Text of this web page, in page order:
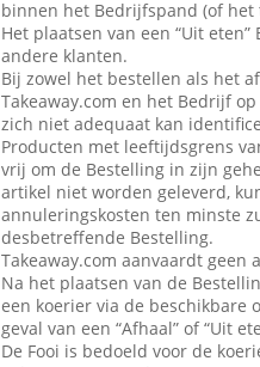
binnen het Bedrijfspand (of
Het plaatsen van een “Uit
andere klanten.
Bij zowel het bestellen als het
Takeaway.com en het Bedrijf
zich niet adequaat kan
Producten met leeftijdsgrens
vrij om de Bestelling in zijn
artikel niet worden geleverd,
annuleringskosten ten minste
desbetreffende Bestelling.
Takeaway.com aanvaardt
Na het plaatsen van de
een koerier via de beschikbare
geval van een “Afhaal” of “Uit
De Fooi is bedoeld voor de